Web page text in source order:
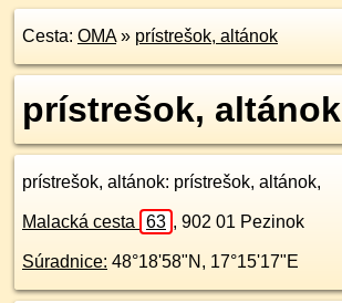
Cesta: OMA» prístrešok, altánok
prístrešok, altánok
prístrešok, altánok: prístrešok, altánok,
Malacká cesta 63 , 902 01 Pezinok
Súradnice: 48°18'58"N , 17°15'17"E